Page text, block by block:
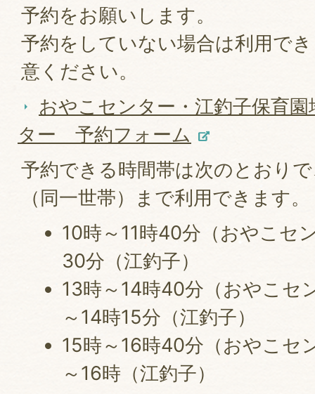
予約をお願いします。
予約をしていない場合は利用で
意ください。
おやこセンター・江釣子保育
ター 予約フォーム
予約できる時間帯は次のとおり
（同一世帯）まで利用できます。
10時～11時40分（おやこセ
30分（江釣子）
13時～14時40分（おやこセ
～14時15分（江釣子）
15時～16時40分（おやこセ
～16時（江釣